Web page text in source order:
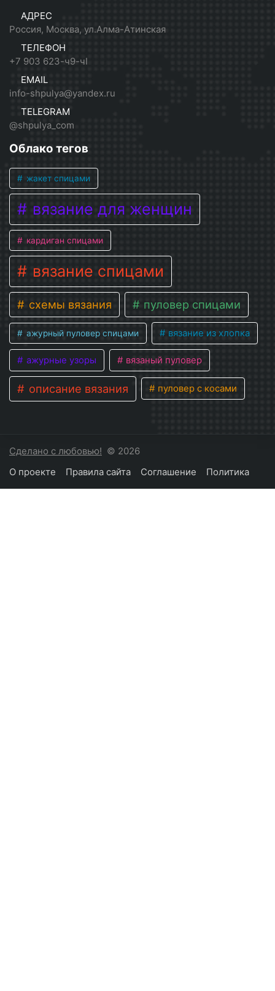
АДРЕС
Россия, Москва, ул.Алма-Атинская
ТЕЛЕФОН
+7 903 623-ч9-чI
EMAIL
info-shpulya@yandex.ru
TELEGRAM
@shpulya_com
Облако тегов
жакет спицами
вязание для женщин
кардиган спицами
вязание спицами
схемы вязания пуловер спицами
ажурный пуловер спицами вязание из хлопка
ажурные узоры вязаный пуловер
описание вязания пуловер с косами
Сделано с любовью! © 2026
О проекте
Правила сайта Соглашение Политика